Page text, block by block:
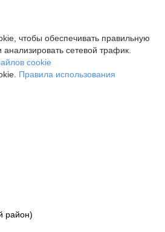
чтобы обеспечивать правильную
сетевой трафик.
cookie
Правила использования
район)